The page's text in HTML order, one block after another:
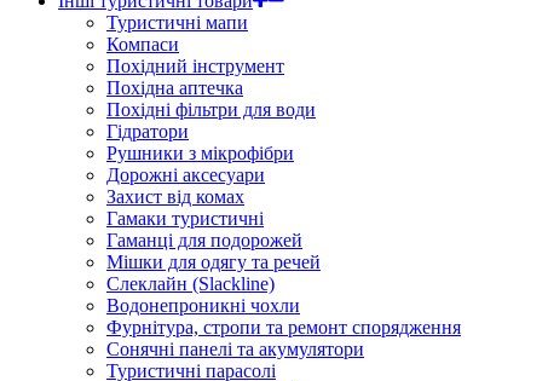
Туристичні мапи
Компаси
Похідний інструмент
Похідна аптечка
Похідні фільтри для води
Гідратори
Рушники з мікрофібри
Дорожні аксесуари
Захист від комах
Гамаки туристичні
Гаманці для подорожей
Мішки для одягу та речей
Слеклайн (Slackline)
Водонепроникні чохли
Фурнітура, стропи та ремонт спорядження
Сонячні панелі та акумулятори
Туристичні парасолі